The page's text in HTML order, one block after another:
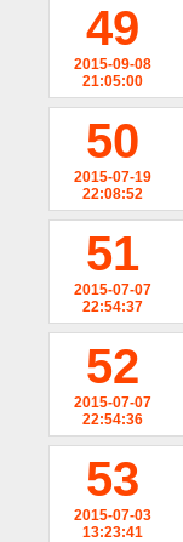
49
2015-09-08
21:05:00
50
2015-07-19
22:08:52
51
2015-07-07
22:54:37
52
2015-07-07
22:54:36
53
2015-07-03
13:23:41